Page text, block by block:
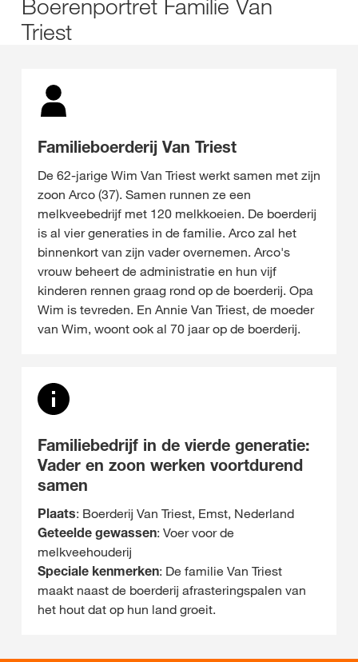
Boerenportret Familie Van
Triest
Familieboerderij Van Triest
De 62-jarige Wim Van Triest werkt samen met zijn
zoon Arco (37). Samen runnen ze een
melkveebedrijf met 120 melkkoeien. De boerderij
is al vier generaties in de familie. Arco zal het
binnenkort van zijn vader overnemen. Arco's
vrouw beheert de administratie en hun vijf
kinderen rennen graag rond op de boerderij. Opa
Wim is tevreden. En Annie Van Triest, de moeder
van Wim, woont ook al 70 jaar op de boerderij.
Familiebedrijf in de vierde generatie:
Vader en zoon werken voortdurend
samen
Plaats: Boerderij Van Triest, Emst, Nederland
Geteelde gewassen: Voer voor de
melkveehouderij
Speciale kenmerken: De familie Van Triest
maakt naast de boerderij afrasteringspalen van
het hout dat op hun land groeit.